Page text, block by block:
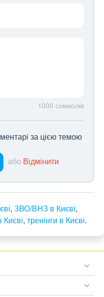
1000 символів
за цією темою
або Відмінити
, ЗВО/ВНЗ в Києві,
Києві, тренінги в Києві.